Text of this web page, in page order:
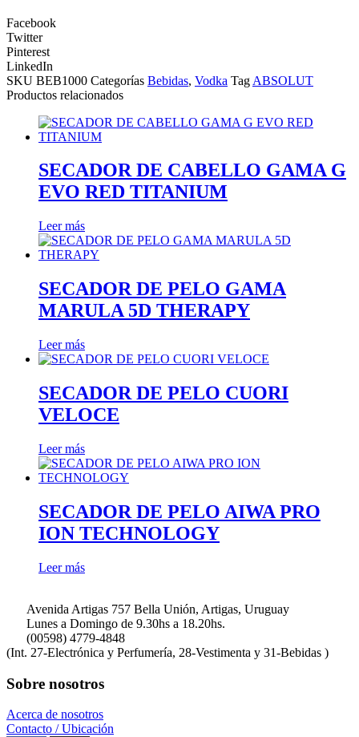
Facebook
Twitter
Pinterest
LinkedIn
SKU BEB1000 Categorías Bebidas, Vodka Tag ABSOLUT
Productos relacionados
SECADOR DE CABELLO GAMA G
EVO RED TITANIUM
Leer más
SECADOR DE PELO GAMA
MARULA 5D THERAPY
Leer más
SECADOR DE PELO CUORI
VELOCE
Leer más
SECADOR DE PELO AIWA PRO
ION TECHNOLOGY
Leer más
Avenida Artigas 757 Bella Unión, Artigas, Uruguay
Lunes a Domingo de 9.30hs a 18.20hs.
(00598) 4779-4848
(Int. 27-Electrónica y Perfumería, 28-Vestimenta y 31-Bebidas )
Sobre nosotros
Acerca de nosotros
Contacto / Ubicación